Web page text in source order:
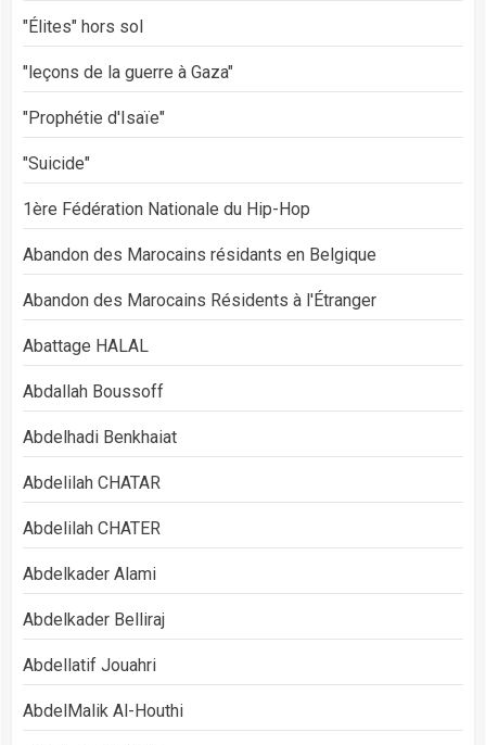
"Élites" hors sol
"leçons de la guerre à Gaza"
"Prophétie d'Isaïe"
"Suicide"
1ère Fédération Nationale du Hip-Hop
Abandon des Marocains résidants en Belgique
Abandon des Marocains Résidents à l'Étranger
Abattage HALAL
Abdallah Boussoff
Abdelhadi Benkhaiat
Abdelilah CHATAR
Abdelilah CHATER
Abdelkader Alami
Abdelkader Belliraj
Abdellatif Jouahri
AbdelMalik Al-Houthi